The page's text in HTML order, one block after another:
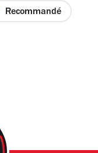
Recommandé